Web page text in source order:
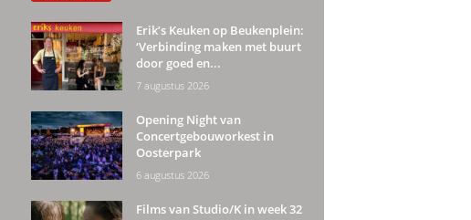
Erik’s Keuken op Beukenplein:
‘Verbinding maken met buurt
door goed en...
7 augustus 2026
Opening Night van
Concertgebouworkest in
Oosterpark
6 augustus 2026
Films van Studio/K in week 32